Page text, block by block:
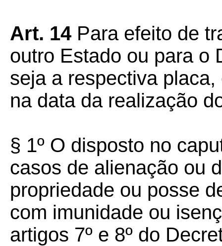
Art. 14 Para efeito de
outro Estado ou para o
seja a respectiva
na data da realização
§ 1º O disposto no
casos de alienação ou
propriedade ou posse
com imunidade ou
artigos 7º e 8º do